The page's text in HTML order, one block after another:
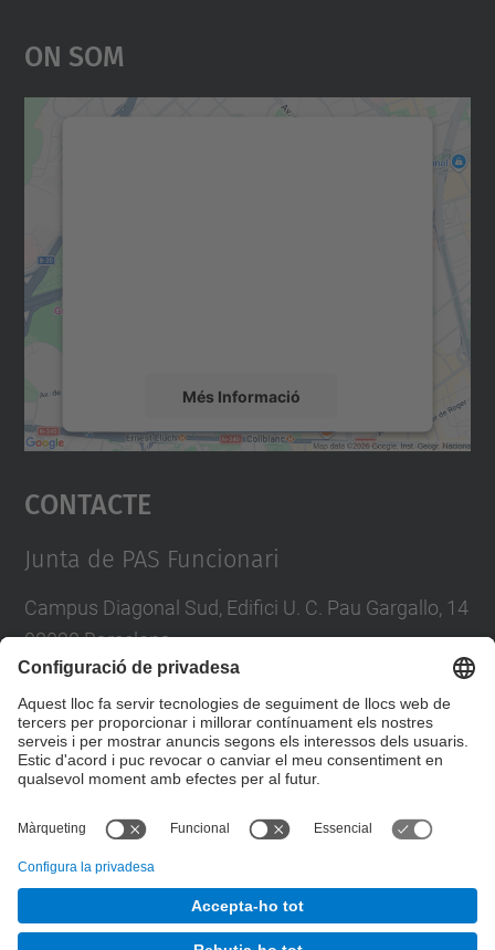
On Som
Més Informació
Accepta
powered by
Contacte
Junta de PAS Funcionari
Campus Diagonal Sud, Edifici U. C. Pau Gargallo, 14
08028 Barcelona
E-mail :junta.pasf@upc.edu
Formulari de contacte
Junta PAS Funcionari